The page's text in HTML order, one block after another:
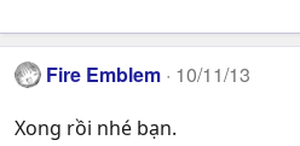
Fire Emblem 10/11/13
Xong rồi nhé bạn.